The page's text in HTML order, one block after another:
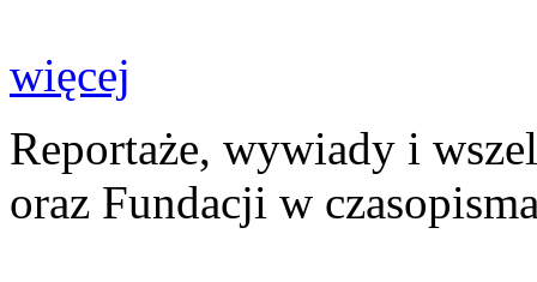
więcej
Reportaże, wywiady i
oraz Fundacji w